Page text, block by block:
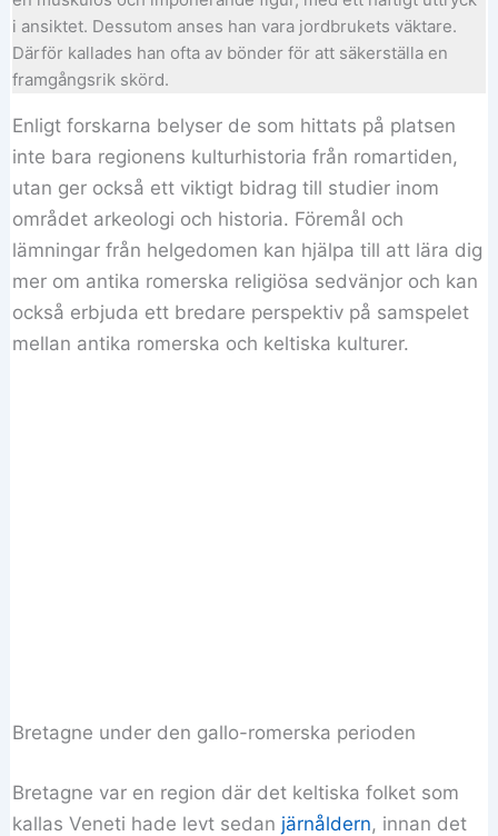
i ansiktet. Dessutom anses han vara jordbrukets väktare.
Därför kallades han ofta av bönder för att säkerställa en
framgångsrik skörd.
Enligt forskarna belyser de som hittats på platsen
inte bara regionens kulturhistoria från romartiden,
utan ger också ett viktigt bidrag till studier inom
området arkeologi och historia. Föremål och
lämningar från helgedomen kan hjälpa till att lära dig
mer om antika romerska religiösa sedvänjor och kan
också erbjuda ett bredare perspektiv på samspelet
mellan antika romerska och keltiska kulturer.
Bretagne under den gallo-romerska perioden
Bretagne var en region där det keltiska folket som
kallas Veneti hade levt sedan järnåldern, innan det